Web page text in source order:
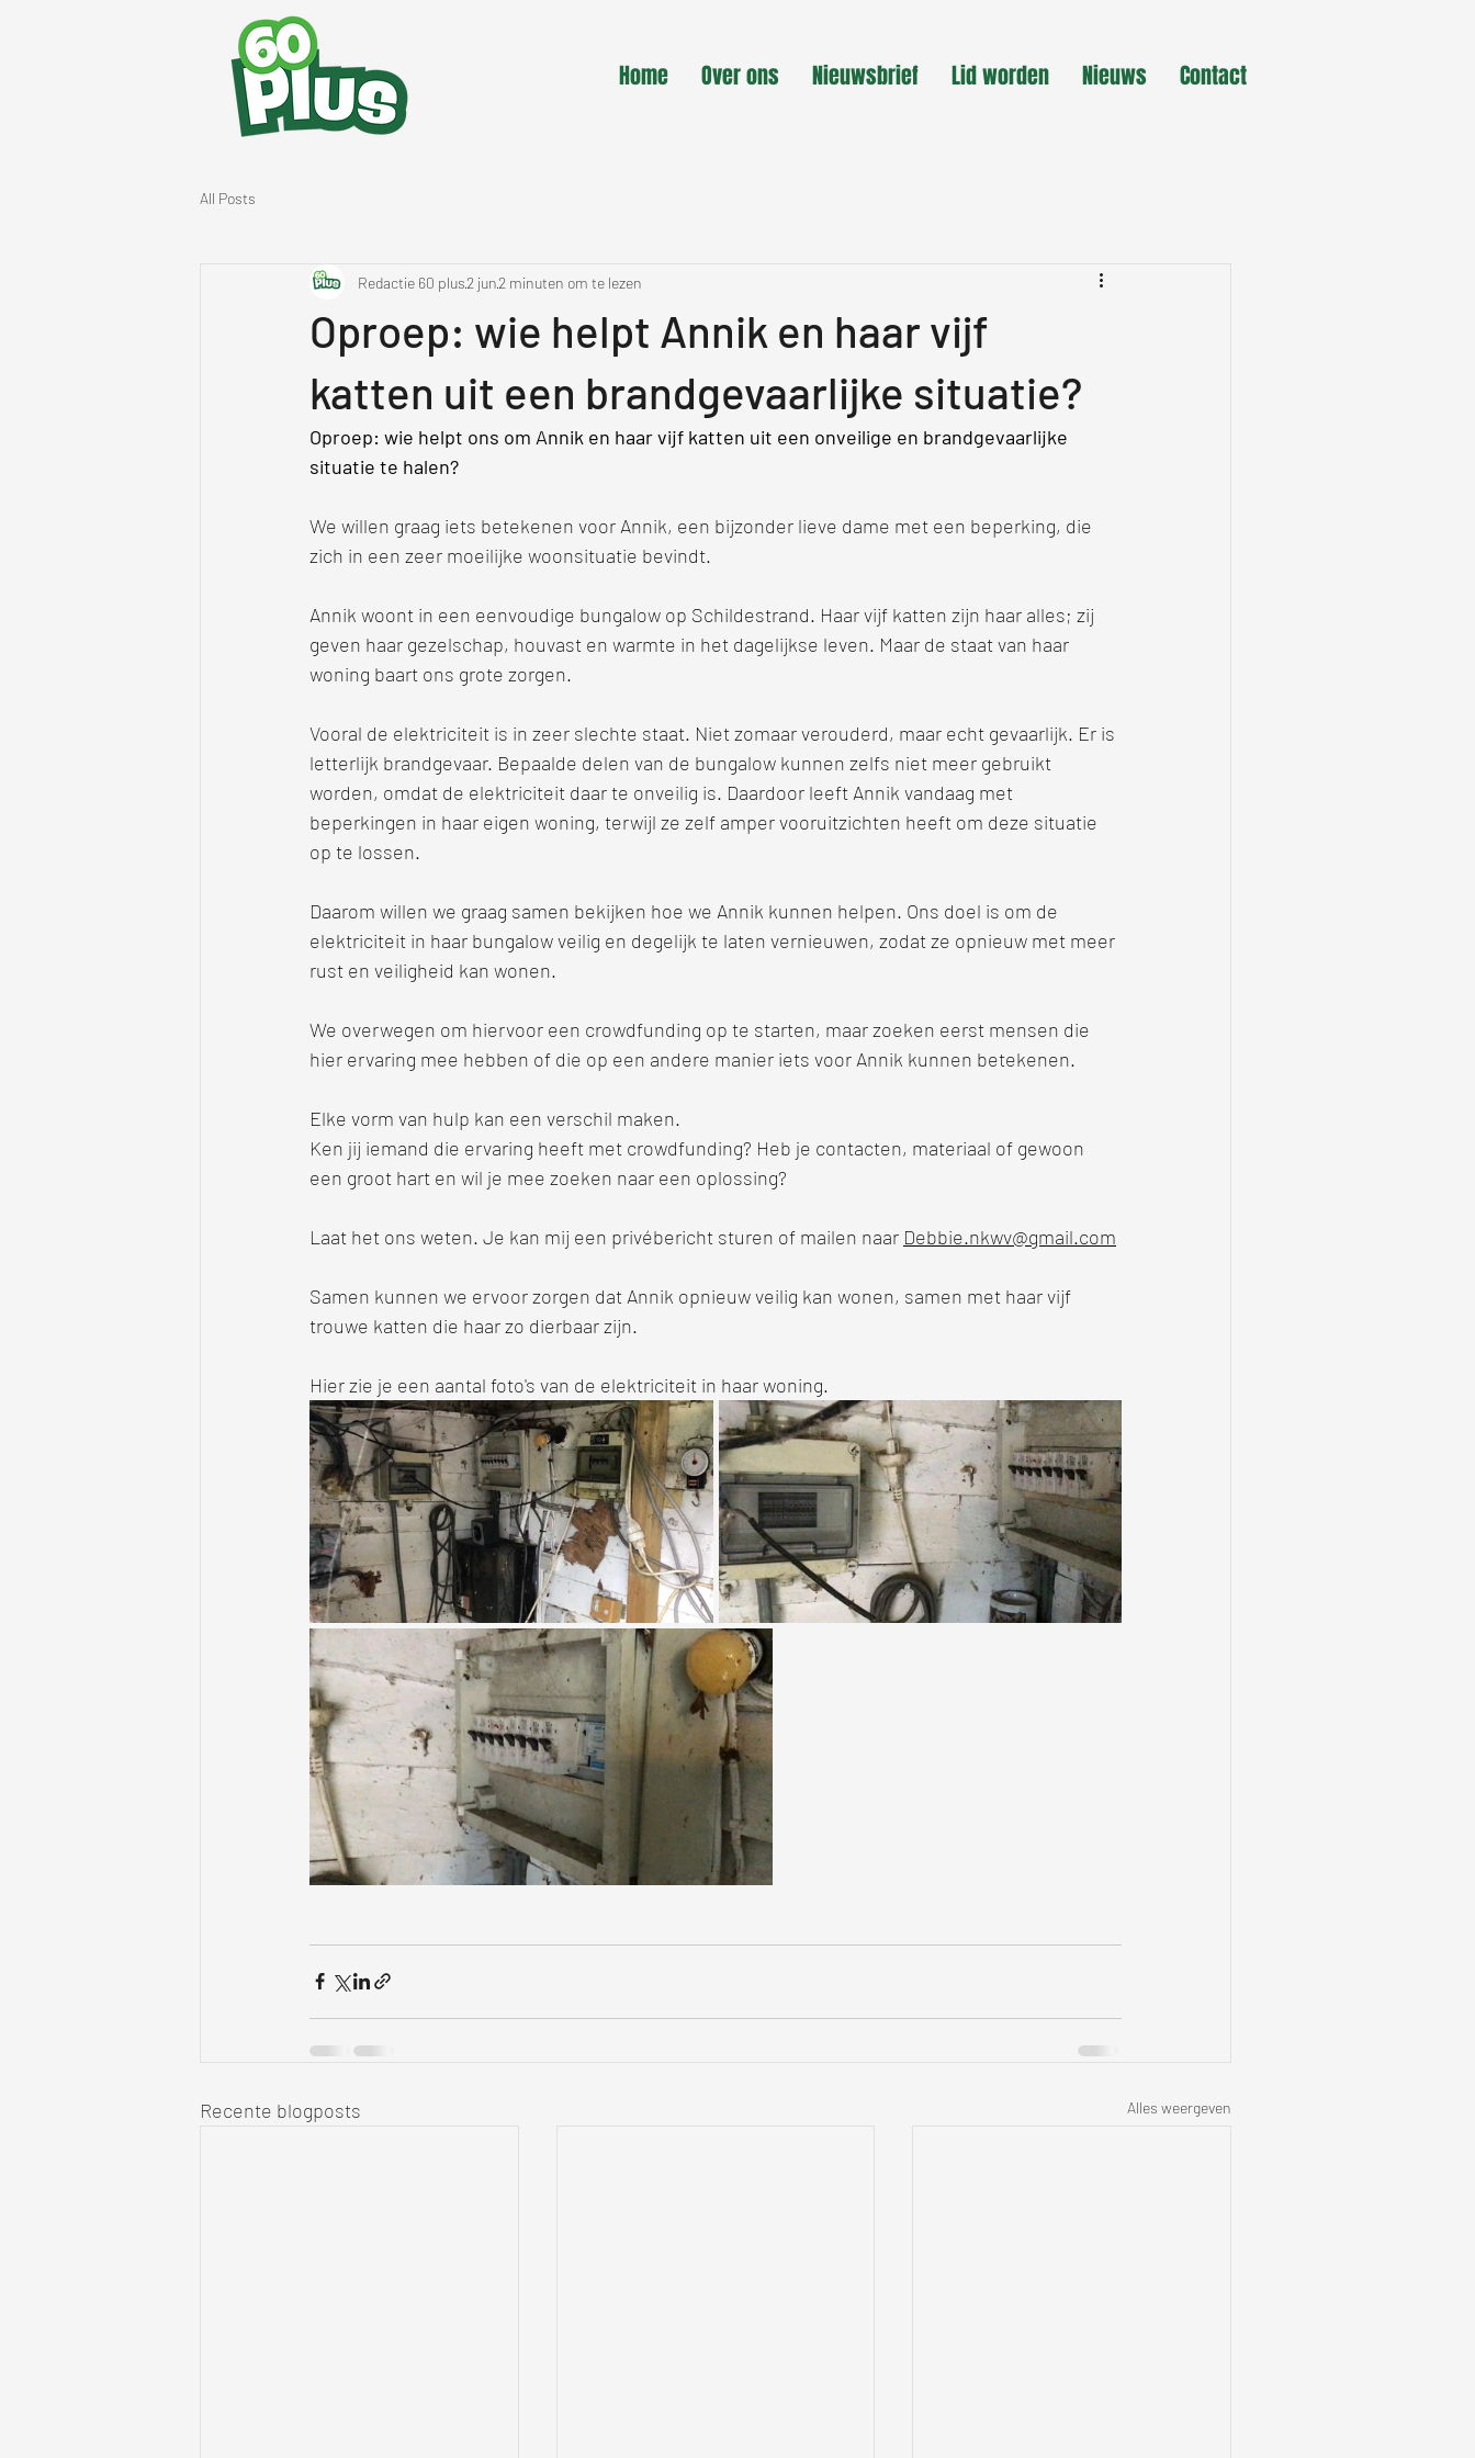
Home Over ons Nieuwsbrief Lid worden Nieuws Contact
All Posts
Oproep: wie helpt Annik en haar vijf
katten uit een brandgevaarlijke situatie?
Redactie 60 plus2 jun2 minuten om te lezen
Oproep: wie helpt ons om Annik en haar vijf katten uit een onveilige en brandgevaarlijke
situatie te halen?
We willen graag iets betekenen voor Annik, een bijzonder lieve dame met een beperking, die
zich in een zeer moeilijke woonsituatie bevindt.
Annik woont in een eenvoudige bungalow op Schildestrand. Haar vijf katten zijn haar alles; zij
geven haar gezelschap, houvast en warmte in het dagelijkse leven. Maar de staat van haar
woning baart ons grote zorgen.
Vooral de elektriciteit is in zeer slechte staat. Niet zomaar verouderd, maar echt gevaarlijk. Er is
letterlijk brandgevaar. Bepaalde delen van de bungalow kunnen zelfs niet meer gebruikt
worden, omdat de elektriciteit daar te onveilig is. Daardoor leeft Annik vandaag met
beperkingen in haar eigen woning, terwijl ze zelf amper vooruitzichten heeft om deze situatie
op te lossen.
Daarom willen we graag samen bekijken hoe we Annik kunnen helpen. Ons doel is om de
elektriciteit in haar bungalow veilig en degelijk te laten vernieuwen, zodat ze opnieuw met meer
rust en veiligheid kan wonen.
We overwegen om hiervoor een crowdfunding op te starten, maar zoeken eerst mensen die
hier ervaring mee hebben of die op een andere manier iets voor Annik kunnen betekenen.
Elke vorm van hulp kan een verschil maken.
Ken jij iemand die ervaring heeft met crowdfunding? Heb je contacten, materiaal of gewoon
een groot hart en wil je mee zoeken naar een oplossing?
Laat het ons weten. Je kan mij een privébericht sturen of mailen naar Debbie.nkwv@gmail.com
Samen kunnen we ervoor zorgen dat Annik opnieuw veilig kan wonen, samen met haar vijf
trouwe katten die haar zo dierbaar zijn.
Hier zie je een aantal foto's van de elektriciteit in haar woning.
Recente blogposts Alles weergeven